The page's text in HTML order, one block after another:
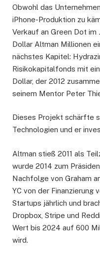
Obwohl das
iPhone-Produktion zu
Verkauf an Green Dot im
Dollar Altman Millionen
nächstes Kapitel:
Risikokapitalfonds mit
Dollar, der 2012
seinem Mentor Peter
Dieses Projekt schärfte
Technologien und er
Altman stieß 2011 als
wurde 2014 zum
Nachfolge von Graham
YC von der Finanzierung
Startups jährlich und
Dropbox, Stripe und
Wert bis 2024 auf 600
wird.